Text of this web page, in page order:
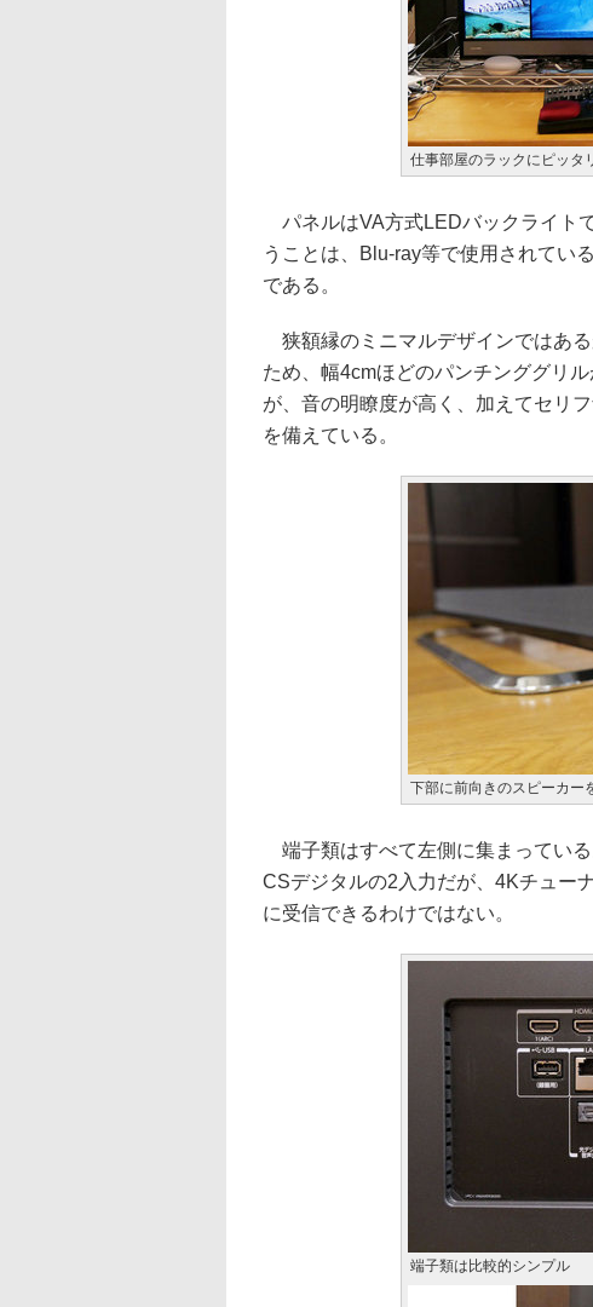
仕事部屋のラックにピッタ
パネルはVA方式LEDバックライト
うことは、Blu-ray等で使用されてい
である。
狭額縁のミニマルデザインではあ
ため、幅4cmほどのパンチンググリ
が、音の明瞭度が高く、加えてセリ
を備えている。
下部に前向きのスピーカー
端子類はすべて左側に集まってい
CSデジタルの2入力だが、4Kチュー
に受信できるわけではない。
端子類は比較的シンプル